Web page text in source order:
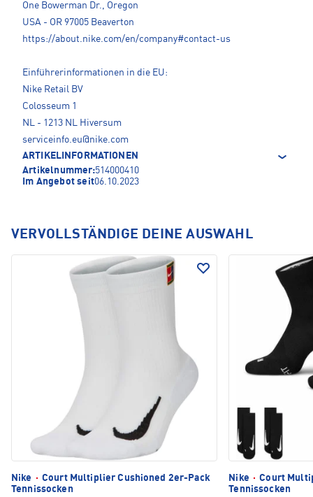
One Bowerman Dr., Oregon
USA - OR 97005 Beaverton
https://about.nike.com/en/company#contact-us
Einführerinformationen in die EU:
Nike Retail BV
Colosseum 1
NL - 1213 NL Hiversum
serviceinfo.eu@nike.com
ARTIKELINFORMATIONEN
Artikelnummer:514000410
Im Angebot seit06.10.2023
VERVOLLSTÄNDIGE DEINE AUSWAHL
Nike · Court Multiplier Cushioned 2er-Pack
Tennissocken
Nike · Court
Tennissocken